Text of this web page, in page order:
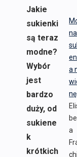
na
a
nę
a
chi.
Jakie
sukienki
są teraz
modne?
Wybór
jest
bardzo
duży, od
sukiene
k
krótkich